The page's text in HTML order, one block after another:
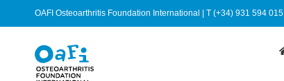
OAFI Osteoarthritis Foundation International | T (+34) 931 594 015